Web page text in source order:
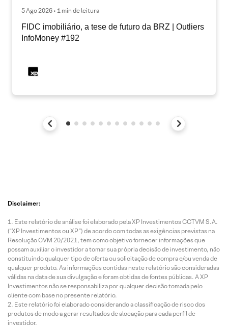
5 Ago 2026 • 1 min de leitura
FIDC imobiliário, a tese de futuro da BRZ | Outliers
InfoMoney #192
Disclaimer:
Este relatório de análise foi elaborado pela XP Investimentos CCTVM S.A.
(“XP Investimentos ou XP”) de acordo com todas as exigências previstas na
Resolução CVM 20/2021, tem como objetivo fornecer informações que
possam auxiliar o investidor a tomar sua própria decisão de investimento, não
constituindo qualquer tipo de oferta ou solicitação de compra e/ou venda de
qualquer produto. As informações contidas neste relatório são consideradas
válidas na data de sua divulgação e foram obtidas de fontes públicas. A XP
Investimentos não se responsabiliza por qualquer decisão tomada pelo
cliente com base no presente relatório.
Este relatório foi elaborado considerando a classificação de risco dos
produtos de modo a gerar resultados de alocação para cada perfil de
investidor.